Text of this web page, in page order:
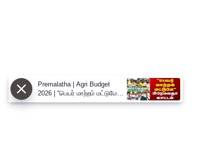
Premalatha | Agri Budget
2026 | “பெயர் மாற்றம் மட்டுமே” -
வேளாண் பட்ஜெட்டை சாடிய